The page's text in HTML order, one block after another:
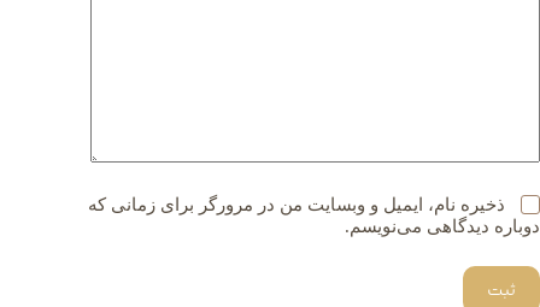
ذخیره نام، ایمیل و وبسایت من در مرورگر برای زمانی که
دوباره دیدگاهی می‌نویسم.
ثبت